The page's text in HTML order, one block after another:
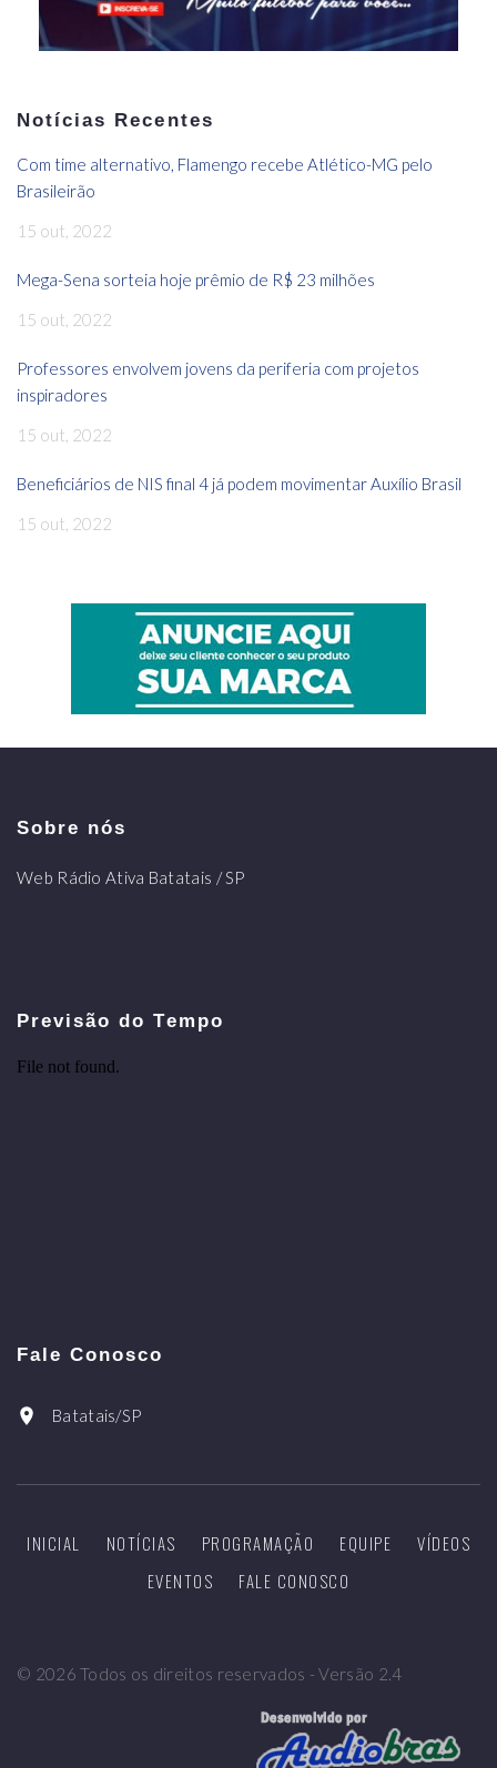
Notícias Recentes
Com time alternativo, Flamengo recebe Atlético-MG pelo
Brasileirão
15 out, 2022
Mega-Sena sorteia hoje prêmio de R$ 23 milhões
15 out, 2022
Professores envolvem jovens da periferia com projetos
inspiradores
15 out, 2022
Beneficiários de NIS final 4 já podem movimentar Auxílio Brasil
15 out, 2022
Sobre nós
Web Rádio Ativa Batatais / SP
Previsão do Tempo
Fale Conosco
Batatais/SP
INICIAL NOTÍCIAS PROGRAMAÇÃO EQUIPE
VÍDEOS
EVENTOS
FALE CONOSCO
© 2026 Todos os direitos reservados - Versão 2.4